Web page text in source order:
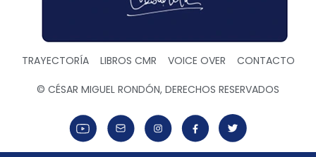
TRAYECTORÍA LIBROS CMR VOICE OVER CONTACTO
© CÉSAR MIGUEL RONDÓN, DERECHOS RESERVADOS